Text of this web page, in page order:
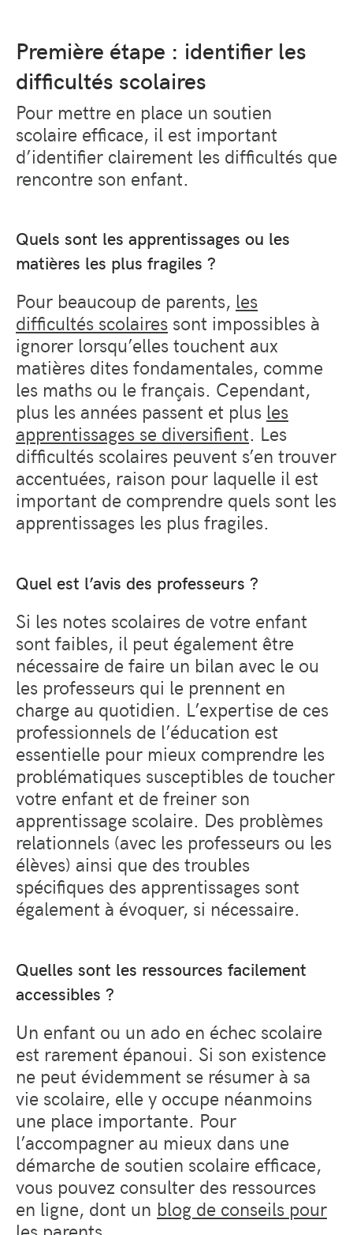
Première étape : identifier les
difficultés scolaires
Pour mettre en place un soutien
scolaire efficace, il est important
d’identifier clairement les difficultés que
rencontre son enfant.
Quels sont les apprentissages ou les
matières les plus fragiles ?
Pour beaucoup de parents, les
difficultés scolaires sont impossibles à
ignorer lorsqu’elles touchent aux
matières dites fondamentales, comme
les maths ou le français. Cependant,
plus les années passent et plus les
apprentissages se diversifient. Les
difficultés scolaires peuvent s’en trouver
accentuées, raison pour laquelle il est
important de comprendre quels sont les
apprentissages les plus fragiles.
Quel est l’avis des professeurs ?
Si les notes scolaires de votre enfant
sont faibles, il peut également être
nécessaire de faire un bilan avec le ou
les professeurs qui le prennent en
charge au quotidien. L’expertise de ces
professionnels de l’éducation est
essentielle pour mieux comprendre les
problématiques susceptibles de toucher
votre enfant et de freiner son
apprentissage scolaire. Des problèmes
relationnels (avec les professeurs ou les
élèves) ainsi que des troubles
spécifiques des apprentissages sont
également à évoquer, si nécessaire.
Quelles sont les ressources facilement
accessibles ?
Un enfant ou un ado en échec scolaire
est rarement épanoui. Si son existence
ne peut évidemment se résumer à sa
vie scolaire, elle y occupe néanmoins
une place importante. Pour
l’accompagner au mieux dans une
démarche de soutien scolaire efficace,
vous pouvez consulter des ressources
en ligne, dont un blog de conseils pour